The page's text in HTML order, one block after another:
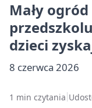
Mały
dzieci
8 czerwca 2026
1 min czytania